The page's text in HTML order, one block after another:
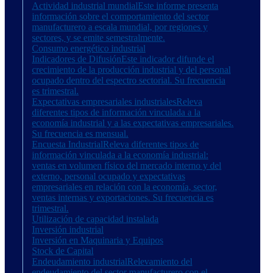
Actividad industrial mundialEste informe presenta
información sobre el comportamiento del sector
manufacturero a escala mundial, por regiones y
sectores, y se emite semestralmente.
Consumo energético industrial
Indicadores de DifusiónEste indicador difunde el
crecimiento de la producción industrial y del personal
ocupado dentro del espectro sectorial. Su frecuencia
es trimestral.
Expectativas empresariales industrialesReleva
diferentes tipos de información vinculada a la
economía industrial y a las expectativas empresariales.
Su frecuencia es mensual.
Encuesta IndustrialReleva diferentes tipos de
información vinculada a la economía industrial:
ventas en volumen físico del mercado interno y del
externo, personal ocupado y expectativas
empresariales en relación con la economía, sector,
ventas internas y exportaciones. Su frecuencia es
trimestral.
Utilización de capacidad instalada
Inversión industrial
Inversión en Maquinaria y Equipos
Stock de Capital
Endeudamiento industrialRelevamiento del